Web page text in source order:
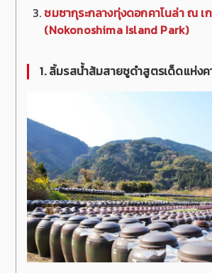
ชมซากุระกลางทุ่งดอกคาโนล่า ณ เก
(Nokonoshima Island Park)
1.ลิ้มรสน้ำส้มสายชูดำสูตรเด็ดแห่งค